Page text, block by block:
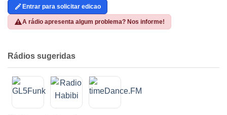
Entrar para solicitar edicao
A rádio apresenta algum problema? Nos informe!
Rádios sugeridas